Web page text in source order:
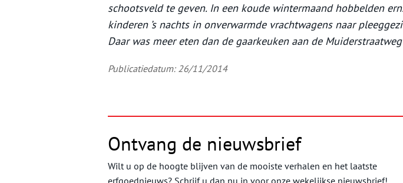
schootsveld te geven. In een koude wintermaand hobbelden
kinderen ’s nachts in onverwarmde vrachtwagens naar
Daar was meer eten dan de gaarkeuken aan de
Publicatiedatum: 26/11/2014
Ontvang de nieuwsbrief
Wilt u op de hoogte blijven van de mooiste verhalen en het laatste
erfgoednieuws? Schrijf u dan nu in voor onze wekelijkse nieuwsbrief!